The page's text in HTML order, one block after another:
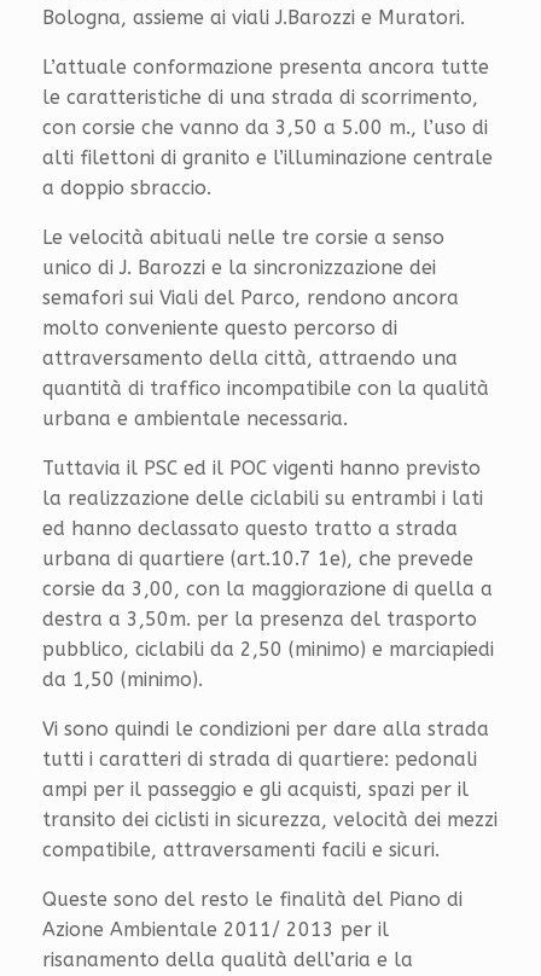
Bologna, assieme ai viali J.Barozzi e Muratori.
L’attuale conformazione presenta ancora tutte
le caratteristiche di una strada di scorrimento,
con corsie che vanno da 3,50 a 5.00 m., l’uso di
alti filettoni di granito e l’illuminazione centrale
a doppio sbraccio.
Le velocità abituali nelle tre corsie a senso
unico di J. Barozzi e la sincronizzazione dei
semafori sui Viali del Parco, rendono ancora
molto conveniente questo percorso di
attraversamento della città, attraendo una
quantità di traffico incompatibile con la qualità
urbana e ambientale necessaria.
Tuttavia il PSC ed il POC vigenti hanno previsto
la realizzazione delle ciclabili su entrambi i lati
ed hanno declassato questo tratto a strada
urbana di quartiere (art.10.7 1e), che prevede
corsie da 3,00, con la maggiorazione di quella a
destra a 3,50m. per la presenza del trasporto
pubblico, ciclabili da 2,50 (minimo) e marciapiedi
da 1,50 (minimo).
Vi sono quindi le condizioni per dare alla strada
tutti i caratteri di strada di quartiere: pedonali
ampi per il passeggio e gli acquisti, spazi per il
transito dei ciclisti in sicurezza, velocità dei mezzi
compatibile, attraversamenti facili e sicuri.
Queste sono del resto le finalità del Piano di
Azione Ambientale 2011/ 2013 per il
risanamento della qualità dell’aria e la